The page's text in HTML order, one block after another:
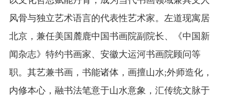
风骨与独立艺术语言的代表性艺术家。左道现寓居
北京，兼任美国麓鹿中国书画院副院长、《中国新
闻杂志》特约书画家、安徽大运河书画院顾问等
职。其艺兼书画，书能诸体，画擅山水;外师造化，
内修本心，融书法笔意于山水意象，汇传统文脉于